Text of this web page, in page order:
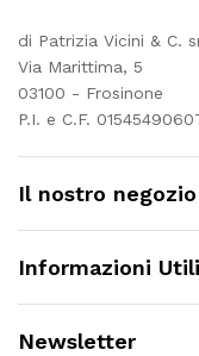
di Patrizia Vicini & C.
Via Marittima, 5
03100 - Frosinone
P.I. e C.F.
Il nostro negozio
Informazioni Utili
Newsletter